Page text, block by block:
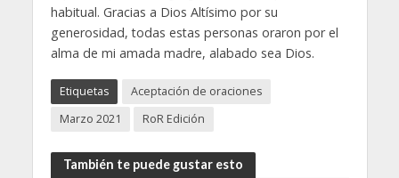
habitual. Gracias a Dios Altísimo por su
generosidad, todas estas personas oraron por el
alma de mi amada madre, alabado sea Dios.
Etiquetas
Aceptación de oraciones
Marzo 2021
RoR Edición
También te puede gustar esto